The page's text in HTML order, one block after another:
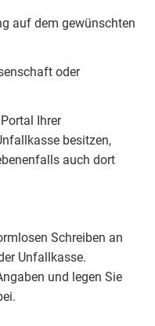
auf dem gewünschten
oder
Ihrer
besitzen,
auch dort
Schreiben an
Unfallkasse.
und legen Sie